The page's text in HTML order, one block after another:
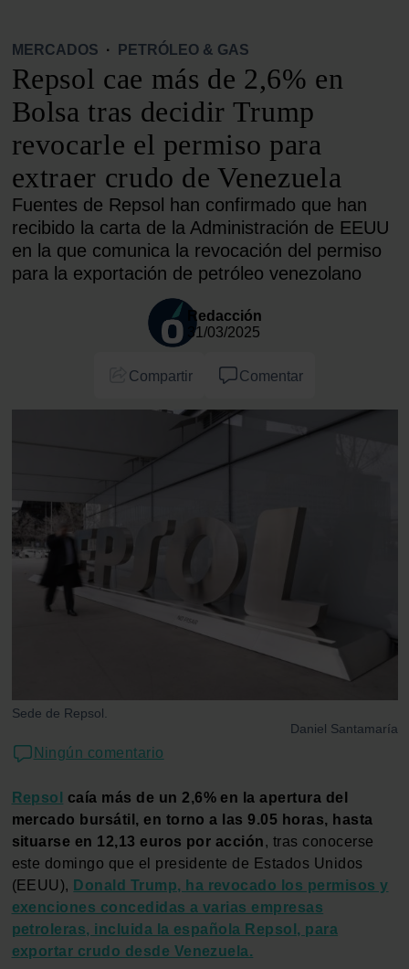
MERCADOS · PETRÓLEO & GAS
Repsol cae más de 2,6% en
Bolsa tras decidir Trump
revocarle el permiso para
extraer crudo de Venezuela
Fuentes de Repsol han confirmado que han
recibido la carta de la Administración de EEUU
en la que comunica la revocación del permiso
para la exportación de petróleo venezolano
Redacción
31/03/2025
Compartir Comentar
Sede de Repsol.
Daniel Santamaría
Ningún comentario
Repsol
caía más de un 2,6% en la apertura del
mercado bursátil, en torno a las 9.05 horas, hasta
situarse en 12,13 euros por acción, tras conocerse
este domingo que el presidente de Estados Unidos
(EEUU), Donald Trump, ha revocado los permisos y
exenciones concedidas a varias empresas
petroleras, incluida la española Repsol, para
exportar crudo desde Venezuela.